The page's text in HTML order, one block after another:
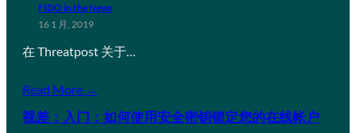
FIDO in the News
16 1 月, 2019
在 Threatpost 关于…
Read More →
视差：入门：如何使用安全密钥锁定您的在线帐户